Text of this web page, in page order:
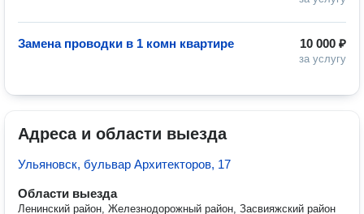
10 000 ₽
за услугу
Замена проводки в 1 комн квартире
Адреса и области выезда
Ульяновск, бульвар Архитекторов, 17
Области выезда
Ленинский район, Железнодорожный район, Засвияжский район